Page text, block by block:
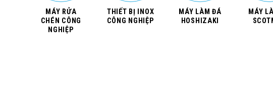
MÁY RỬA
CHÉN CÔNG
NGHIỆP
THIẾT BỊ INOX
CÔNG NGHIỆP
MÁY LÀM ĐÁ
HOSHIZAKI
MÁY